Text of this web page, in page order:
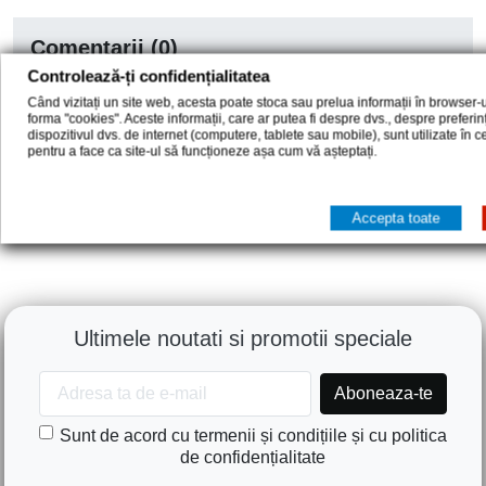
Comentarii (0)
Nu sunt opinii ale clientilor in acest moment.
Ultimele noutati si promotii speciale
Sunt de acord cu termenii și condițiile și cu politica
de confidențialitate
Controlează-ți confidențialitatea
Când vizitați un site web, acesta poate stoca sau prelua informații în browser-
forma "cookies". Aceste informații, care ar putea fi despre dvs., despre
dispozitivul dvs. de internet (computere, tablete sau mobile), sunt utilizate în
pentru a face ca site-ul să funcționeze așa cum vă așteptați.
Accepta toate